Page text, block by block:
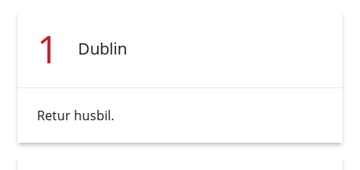
1 Dublin
Retur husbil.